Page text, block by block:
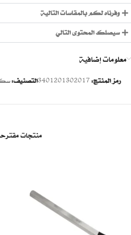
وفرناه لكم بالمقاسات التالية
سيصلك المحتوى التالي
معلومات إضافية
رمز المنتج:3401201302017التصنيف:
منتجات